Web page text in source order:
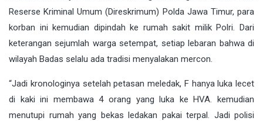
Reserse Kriminal Umum (Direskrimum) Polda Jawa Timur, para
korban ini kemudian dipindah ke rumah sakit milik Polri. Dari
keterangan sejumlah warga setempat, setiap lebaran bahwa di
wilayah Badas selalu ada tradisi menyalakan mercon.
“Jadi kronologinya setelah petasan meledak, F hanya luka lecet
di kaki ini membawa 4 orang yang luka ke HVA. kemudian
menutupi rumah yang bekas ledakan pakai terpal. Jadi polisi